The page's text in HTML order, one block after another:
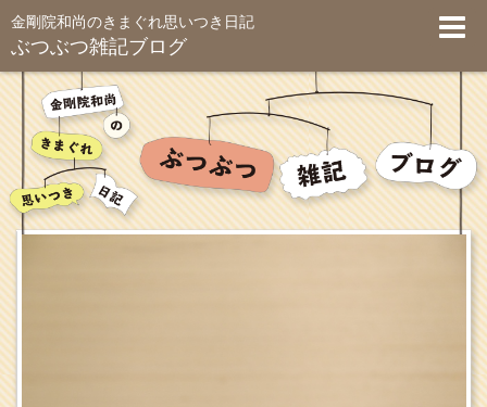
金剛院和尚のきまぐれ思いつき日記
ぶつぶつ雑記ブログ